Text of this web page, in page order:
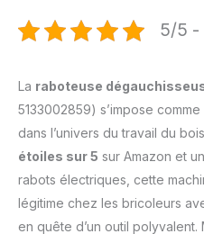
5/5 -
La raboteuse
5133002859) s’impose
dans l’univers du travail du
étoiles sur 5 sur Amazon et
rabots électriques, cette
légitime chez les bricoleurs
en quête d’un outil